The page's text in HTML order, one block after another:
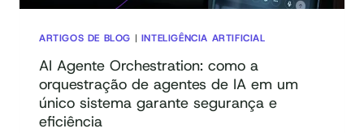
ARTIGOS DE BLOG | INTELIGÊNCIA ARTIFICIAL
AI Agente Orchestration: como a
orquestração de agentes de IA em um
único sistema garante segurança e
eficiência